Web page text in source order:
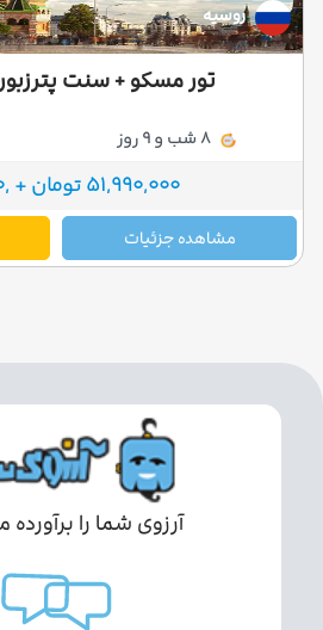
روسیه
تور مسکو + سنت پترزبورگ (
51,990,000 تومان + ,590 دلار
مشاهده جزئیات
آرزوی شما را